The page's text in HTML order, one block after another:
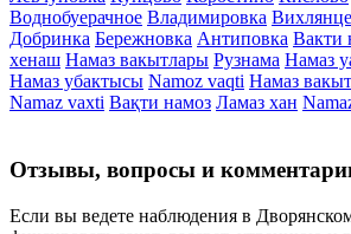
Воднобуерачное Владимировка
Добринка Бережновка Антиповка Вакти
хенаш Намаз вакытлары Рузнама Намаз
Намаз убактысы Namoz vaqti Намаз
Namaz vaxti Вақти намоз Ламаз хан
Отзывы, вопросы и
Если вы ведете наблюдения в